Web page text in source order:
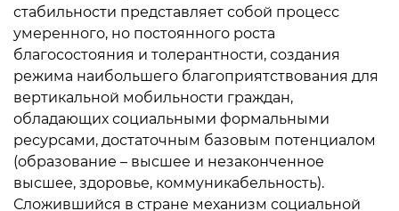
стабильности представляет собой процесс
умеренного, но постоянного роста
благосостояния и толерантности, создания
режима наибольшего благоприятствования для
вертикальной мобильности граждан,
обладающих социальными формальными
ресурсами, достаточным базовым потенциалом
(образование – высшее и незаконченное
высшее, здоровье, коммуникабельность).
Сложившийся в стране механизм социальной